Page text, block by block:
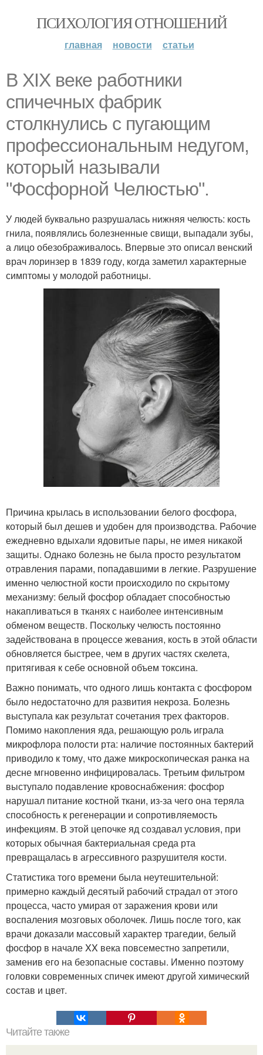
ПСИХОЛОГИЯ ОТНОШЕНИЙ
главная новости статьи
В XIX веке работники
спичечных фабрик
столкнулись с пугающим
профессиональным недугом,
который называли
"Фосфорной Челюстью".
У людей буквально разрушалась нижняя челюсть: кость
гнила, появлялись болезненные свищи, выпадали зубы,
а лицо обезображивалось. Впервые это описал венский
врач лоринзер в 1839 году, когда заметил характерные
симптомы у молодой работницы.
Причина крылась в использовании белого фосфора,
который был дешев и удобен для производства. Рабочие
ежедневно вдыхали ядовитые пары, не имея никакой
защиты. Однако болезнь не была просто результатом
отравления парами, попадавшими в легкие. Разрушение
именно челюстной кости происходило по скрытому
механизму: белый фосфор обладает способностью
накапливаться в тканях с наиболее интенсивным
обменом веществ. Поскольку челюсть постоянно
задействована в процессе жевания, кость в этой области
обновляется быстрее, чем в других частях скелета,
притягивая к себе основной объем токсина.
Важно понимать, что одного лишь контакта с фосфором
было недостаточно для развития некроза. Болезнь
выступала как результат сочетания трех факторов.
Помимо накопления яда, решающую роль играла
микрофлора полости рта: наличие постоянных бактерий
приводило к тому, что даже микроскопическая ранка на
десне мгновенно инфицировалась. Третьим фильтром
выступало подавление кровоснабжения: фосфор
нарушал питание костной ткани, из-за чего она теряла
способность к регенерации и сопротивляемость
инфекциям. В этой цепочке яд создавал условия, при
которых обычная бактериальная среда рта
превращалась в агрессивного разрушителя кости.
Статистика того времени была неутешительной:
примерно каждый десятый рабочий страдал от этого
процесса, часто умирая от заражения крови или
воспаления мозговых оболочек. Лишь после того, как
врачи доказали массовый характер трагедии, белый
фосфор в начале XX века повсеместно запретили,
заменив его на безопасные составы. Именно поэтому
головки современных спичек имеют другой химический
состав и цвет.
Читайте также